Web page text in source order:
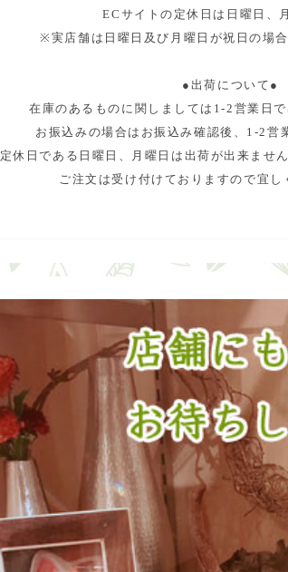
ECサイトの定休日は日曜日、
※実店舗は日曜日及び月曜日が祝日の場
●出荷について●
在庫のあるものに関しましては1-2営業日
お振込みの場合はお振込み確認後、1-2営
定休日である日曜日、月曜日は出荷が出来ませ
ご注文は受け付けておりますので宜